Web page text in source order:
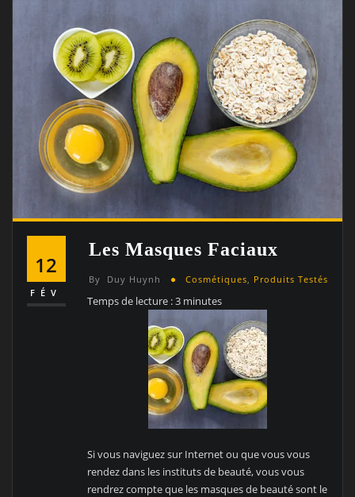
12
FÉV
Les Masques Faciaux
By Duy Huynh Cosmétiques Produits Testés
Temps de lecture :3 minutes
Si vous naviguez sur Internet ou que vous vous
rendez dans les instituts de beauté, vous vous
rendrez compte que les masques de beauté sont le